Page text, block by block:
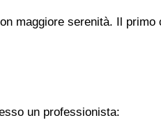
maggiore serenità. Il primo
un professionista: